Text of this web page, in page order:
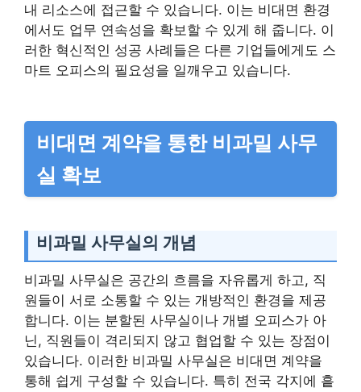
내 리소스에 접근할 수 있습니다. 이는 비대면 환경
에서도 업무 연속성을 확보할 수 있게 해 줍니다. 이
러한 혁신적인 성공 사례들은 다른 기업들에게도 스
마트 오피스의 필요성을 일깨우고 있습니다.
비대면 계약을 통한 비과밀 사무
실 확보
비과밀 사무실의 개념
비과밀 사무실은 공간의 흐름을 자유롭게 하고, 직
원들이 서로 소통할 수 있는 개방적인 환경을 제공
합니다. 이는 분할된 사무실이나 개별 오피스가 아
닌, 직원들이 격리되지 않고 협업할 수 있는 장점이
있습니다. 이러한 비과밀 사무실은 비대면 계약을
통해 쉽게 구성할 수 있습니다. 특히 전국 각지에 흩